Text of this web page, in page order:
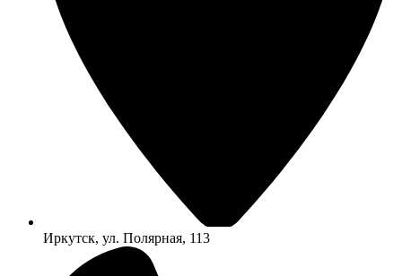
Иркутск, ул. Полярная, 113